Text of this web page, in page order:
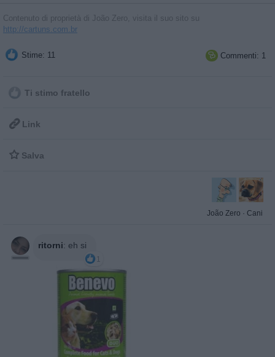
Contenuto di proprietà di João Zero, visita il suo sito su
http://cartuns.com.br
Stime: 11  Commenti: 1
Ti stimo fratello
 Link
 Salva
João Zero · Cani
ritorni: eh si
1